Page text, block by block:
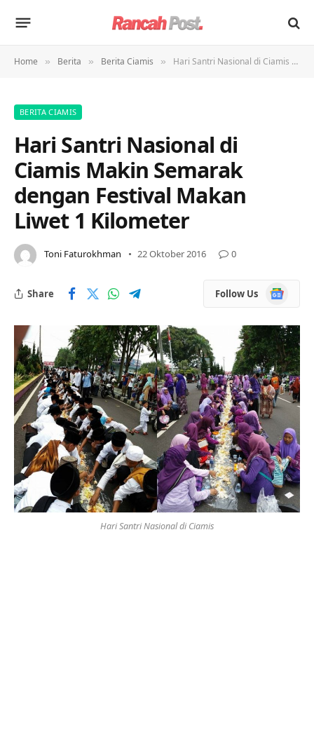
Home » Berita » Berita Ciamis » Hari Santri Nasional di Ciamis Makin Semarak dengan Festival Makan Liwet 1 Kilometer
BERITA CIAMIS
Hari Santri Nasional di
Ciamis Makin Semarak
dengan Festival Makan
Liwet 1 Kilometer
Toni Faturokhman 22 Oktober 2016 0
Share Follow Us
Google
News
Hari Santri Nasional di Ciamis